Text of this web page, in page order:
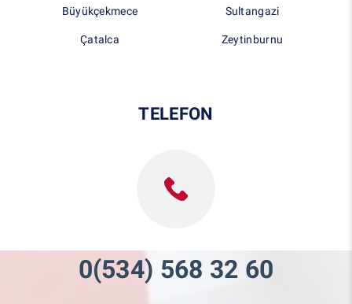
Büyükçekmece Sultangazi
Çatalca Zeytinburnu
TELEFON
0(534) 568 32 60